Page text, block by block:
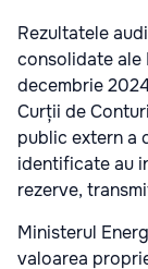
Rezultatele
consolidate ale
decembrie
Curții de
public extern a
identificate au
rezerve,
Ministerul
valoarea